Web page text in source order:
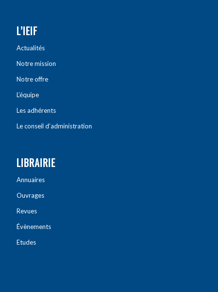
L’IEIF
Actualités
Notre mission
Notre offre
L’équipe
Les adhérents
Le conseil d’administration
LIBRAIRIE
Annuaires
Ouvrages
Revues
Évènements
Etudes